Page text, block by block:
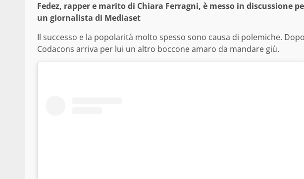
Fedez, rapper e marito di Chiara Ferragni, è messo in discussione
un giornalista di Mediaset
Il successo e la popolarità molto spesso sono causa di polemiche.
Codacons arriva per lui un altro boccone amaro da mandare giù.